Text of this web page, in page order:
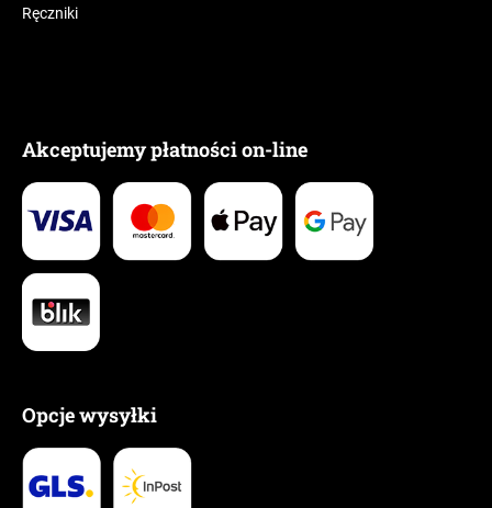
Ręczniki
Akceptujemy płatności on-line
Opcje wysyłki